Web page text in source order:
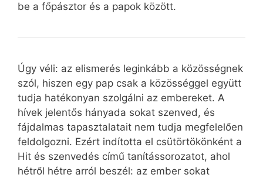
be a főpásztor és a papok között.
Úgy véli: az elismerés leginkább a közösségnek
szól, hiszen egy pap csak a közösséggel együtt
tudja hatékonyan szolgálni az embereket. A
hívek jelentős hányada sokat szenved, és
fájdalmas tapasztalatait nem tudja megfelelően
feldolgozni. Ezért indította el csütörtökönként a
Hit és szenvedés című tanítássorozatot, ahol
hétről hétre arról beszél: az ember sokat